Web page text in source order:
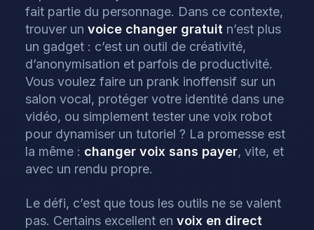
fait partie du personnage. Dans ce contexte,
trouver unvoice changer gratuit n’est plus
un gadget : c’est un outil de créativité,
d’anonymisation et parfois de productivité.
Vous voulez faire un prank inoffensif sur un
salon vocal, protéger votre identité dans une
vidéo, ou simplement tester une voix robot
pour dynamiser un tutoriel ? La promesse est
la même : changer voix sans payer, vite, et
avec un rendu propre.
Le défi, c’est que tous les outils ne se valent
pas. Certains excellent envoix en direct